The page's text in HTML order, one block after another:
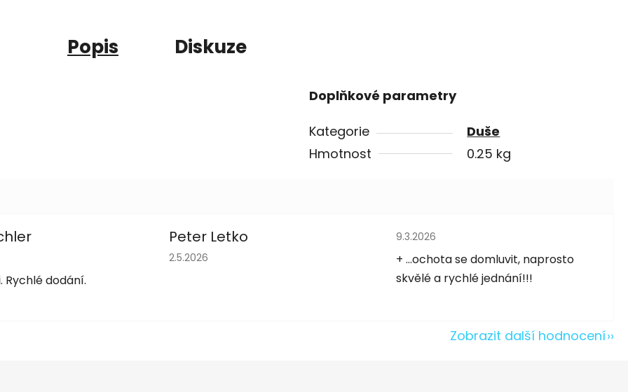
Popis Diskuze
Doplňkové parametry
Kategorie
Duše
Hmotnost
0.25 kg
je 5 z 5 hvězdiček.
Rychlé dodání.
Peter Letko
Hodnocení obchodu je 5 z 5 hvězdiček.
2.5.2026
Hodnocení obchodu je 5 z 5 hvězdiček.
9.3.2026
+ ...ochota se domluvit, naprosto
skvělé a rychlé jednání!!!
Zobrazit další hodnocení